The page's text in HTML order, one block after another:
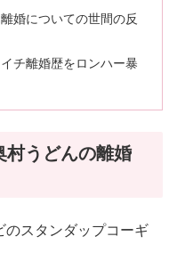
婚についての世間の反
チ離婚歴をロンハー暴
村うどんの離婚
のスタンダップコーギ